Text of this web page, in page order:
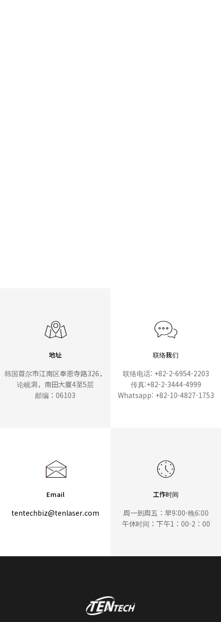
地址
韩国首尔市江南区奉恩寺路326，
论岘洞，南田大厦4至5层
邮编：06103
联络我们
联络电话: +82-2-6954-2203
传真:+82-2-3444-4999
Whatsapp: +82-10-4827-1753
Email
tentechbiz@tenlaser.com
工作时间
周一到周五：早9:00-晚6:00
午休时间：下午1：00-2：00